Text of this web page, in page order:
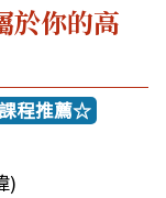
於你的高
程推薦☆
)